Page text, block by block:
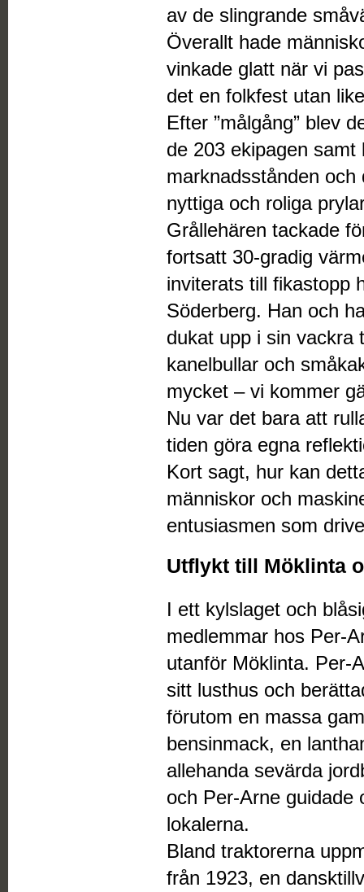
av de slingrande
Överallt hade
vinkade glatt när vi
det en folkfest utan
Efter ”målgång” blev
de 203 ekipagen
marknadsstånden
nyttiga och roliga
Grållehären tackade
fortsatt 30-gradig
inviterats till fikastopp
Söderberg. Han och
dukat upp i sin vackra
kanelbullar och
mycket – vi kommer
Nu var det bara att
tiden göra egna
Kort sagt, hur kan
människor och
entusiasmen som
Utflykt till Möklinta
I ett kylslaget och
medlemmar hos Per-
utanför Möklinta. Per-
sitt lusthus och
förutom en massa
bensinmack, en
allehanda sevärda
och Per-Arne guidade
lokalerna.
Bland traktorerna
från 1923, en